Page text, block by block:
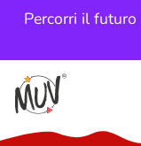
Percorri il futuro